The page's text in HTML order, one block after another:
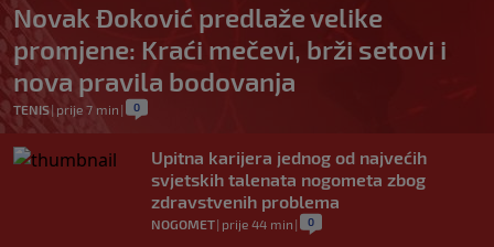
Novak Đoković predlaže velike
promjene: Kraći mečevi, brži setovi i
nova pravila bodovanja
TENIS| prije 7 min | 0
Upitna karijera jednog od najvećih
svjetskih talenata nogometa zbog
zdravstvenih problema
NOGOMET| prije 44 min | 0